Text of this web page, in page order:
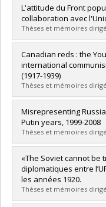
Graduate :Parée,
Cycle :Master's
Grade :M. Sc.
Lien vers le document
L'attitude du Front
collaboration avec
Thèses et mémoires
Graduate :Allard,
Cycle :Master's
Grade :M.A.
Lien vers le document
Canadian reds : the
international
(1917-1939)
Thèses et mémoires
Graduate :
Cycle :Doctoral
Grade :Ph. D.
Lien vers le document
Misrepresenting
Putin years, 1999-2008
Thèses et mémoires
Graduate :Hubert,
Cycle :Master's
Grade :M.A.
Lien vers le document
«The Soviet cannot be
diplomatiques entre
les années 1920.
Thèses et mémoires